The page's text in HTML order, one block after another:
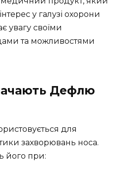
у галузі охорони
увагу своїми
та можливостями
Дефлю
для
захворювань носа.
його при: